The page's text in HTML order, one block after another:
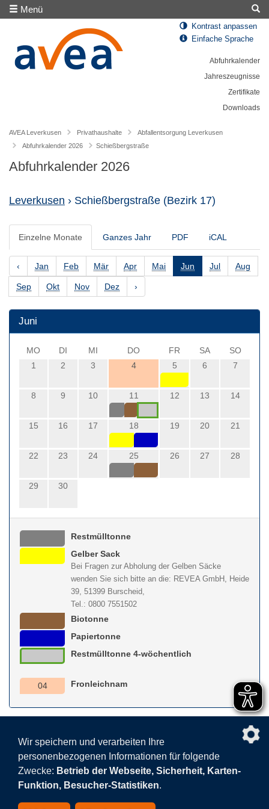
Menü
Kontrast anpassen
Einfache Sprache
Abfuhrkalender
Jahreszeugnisse
Zertifikate
Downloads
AVEA Leverkusen Privathaushalte
Abfallentsorgung Leverkusen
Abfuhrkalender 2026
Schießbergstraße
Abfuhrkalender 2026
Leverkusen › Schießbergstraße (Bezirk 17)
Einzelne Monate Ganzes Jahr PDF iCAL
‹ Jan Feb Mär Apr Mai Jun Jul Aug
Sep Okt Nov Dez ›
Juni
MO DI MI DO FR SA
SO
1
2 3 4 5 6 7
8 9 10 11 12 13 14
15 16 17 18 19 20 21
22 23 24 25 26 27 28
29 30
Restmülltonne
Gelber Sack
Bei Fragen zur Abholung der Gelben Säcke
wenden Sie sich bitte an die: REVEA GmbH, Heide
39, 51399 Burscheid,
Tel.: 0800 7551502
Biotonne
Papiertonne
Restmülltonne 4-wöchentlich
04 Fronleichnam
nach
Impressum
Wir speichern und verarbeiten Ihre
personenbezogenen Informationen für folgende
Zwecke: Betrieb der Webseite, Sicherheit, Karten-
Funktion, Besucher-Statistiken.